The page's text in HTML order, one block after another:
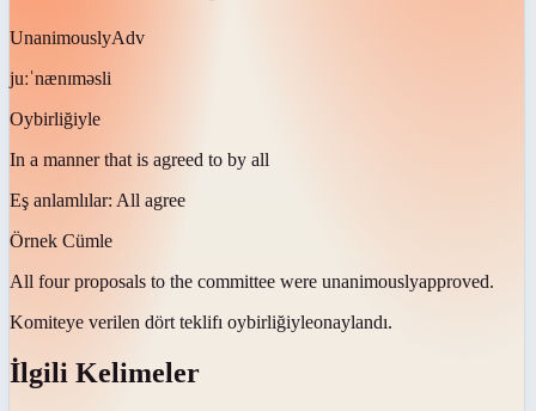
UnanimouslyAdv
juːˈnænɪməsli
Oybirliğiyle
In a manner that is agreed to by all
Eş anlamlılar: All agree
Örnek Cümle
All four proposals to the committee were unanimouslyapproved.
Komiteye verilen dört teklifı oybirliğiyleonaylandı.
İlgili Kelimeler